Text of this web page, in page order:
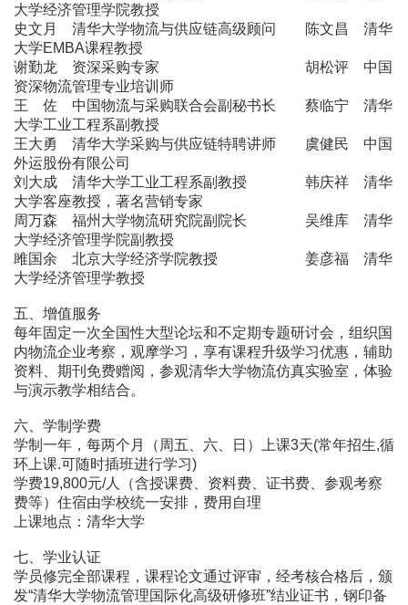
大学经济管理学院教授
史文月 清华大学物流与供应链高级顾问 陈文昌 清华
大学EMBA课程教授
谢勤龙 资深采购专家 胡松评 中国
资深物流管理专业培训师
王 佐 中国物流与采购联合会副秘书长 蔡临宁 清华
大学工业工程系副教授
王大勇 清华大学采购与供应链特聘讲师 虞健民 中国
外运股份有限公司
刘大成 清华大学工业工程系副教授 韩庆祥 清华
大学客座教授，著名营销专家
周万森 福州大学物流研究院副院长 吴维库 清华
大学经济管理学院副教授
雎国余 北京大学经济学院教授 姜彦福 清华
大学经济管理学教授
五、增值服务
每年固定一次全国性大型论坛和不定期专题研讨会，组织国
内物流企业考察，观摩学习，享有课程升级学习优惠，辅助
资料、期刊免费赠阅，参观清华大学物流仿真实验室，体验
与演示教学相结合。
六、学制学费
学制一年，每两个月（周五、六、日）上课3天(常年招生,循
环上课.可随时插班进行学习)
学费19,800元/人（含授课费、资料费、证书费、参观考察
费等）住宿由学校统一安排，费用自理
上课地点：清华大学
七、学业认证
学员修完全部课程，课程论文通过评审，经考核合格后，颁
发“清华大学物流管理国际化高级研修班”结业证书，钢印备